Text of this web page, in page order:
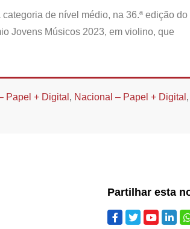
de nível médio, na 36.ª edição do
Jovens Músicos 2023, em violino, que
Papel + Digital , Nacional – Papel + Digital ,
Partilhar esta